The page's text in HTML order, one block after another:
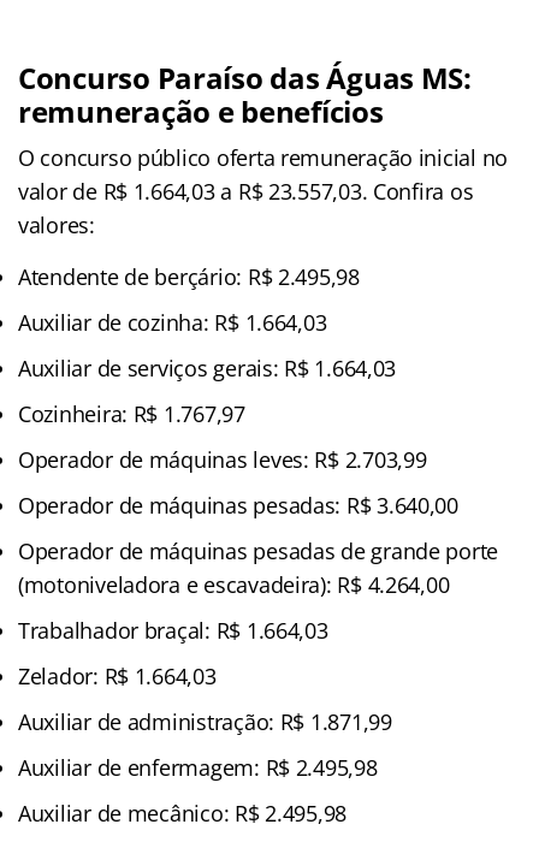
Concurso Paraíso das Águas MS:
remuneração e benefícios
O concurso público oferta remuneração inicial no
valor de R$ 1.664,03 a R$ 23.557,03. Confira os
valores:
Atendente de berçário: R$ 2.495,98
Auxiliar de cozinha: R$ 1.664,03
Auxiliar de serviços gerais: R$ 1.664,03
Cozinheira: R$ 1.767,97
Operador de máquinas leves: R$ 2.703,99
Operador de máquinas pesadas: R$ 3.640,00
Operador de máquinas pesadas de grande porte
(motoniveladora e escavadeira): R$ 4.264,00
Trabalhador braçal: R$ 1.664,03
Zelador: R$ 1.664,03
Auxiliar de administração: R$ 1.871,99
Auxiliar de enfermagem: R$ 2.495,98
Auxiliar de mecânico: R$ 2.495,98